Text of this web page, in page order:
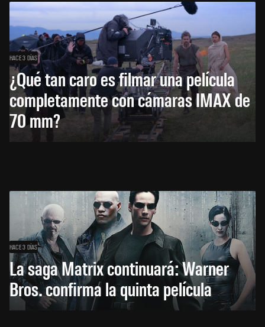
HACE 3 DÍAS
¿Qué tan caro es filmar una película
completamente con cámaras IMAX de
70 mm?
HACE 3 DÍAS
La saga Matrix continuará: Warner
Bros. confirma la quinta película